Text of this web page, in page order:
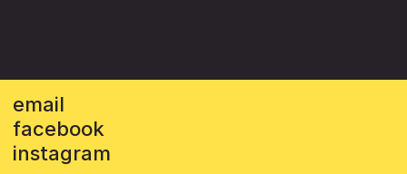
email
facebook
instagram